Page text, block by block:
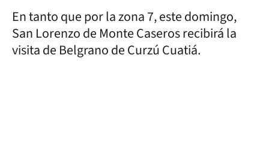
En tanto que por la zona 7, este domingo,
San Lorenzo de Monte Caseros recibirá la
visita de Belgrano de Curzú Cuatiá.